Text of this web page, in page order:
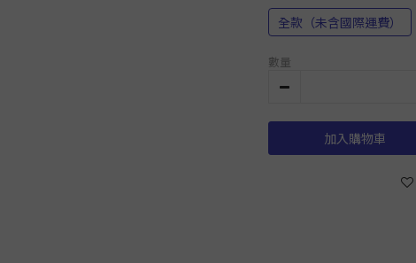
全款（未含國際運費）
數量
加入購物車